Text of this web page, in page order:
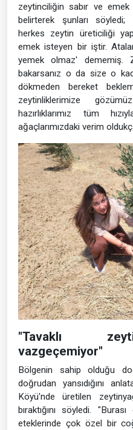
zeytinciliğin sabır ve
belirterek şunları
herkes zeytin üreticiliği
emek isteyen bir iştir.
yemek olmaz' dememiş.
bakarsanız o da size o
dökmeden bereket
zeytinliklerimize
hazırlıklarımız tüm
ağaçlarımızdaki verim
"Tavaklı
vazgeçemiyor"
Bölgenin sahip olduğu
doğrudan yansıdığını
Köyü'nde üretilen
bıraktığını söyledi.
eteklerinde çok özel bir